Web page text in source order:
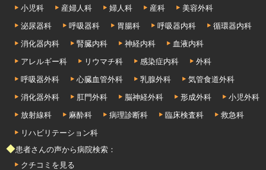
小児科
産婦人科 婦人科 産科
美容外科
泌尿器科
呼吸器科 胃腸科 呼吸器内科
循環器内科
消化器内科
腎臓内科 神経内科
血液内科
アレルギー科
リウマチ科 感染症内科
外科
呼吸器外科
心臓血管外科 乳腺外科
気管食道外科
消化器外科
肛門外科 脳神経外科 形成外科
小児外科
放射線科
麻酔科 病理診断科 臨床検査科
救急科
リハビリテーション科
◆患者さんの声から病院検索：
クチコミを見る